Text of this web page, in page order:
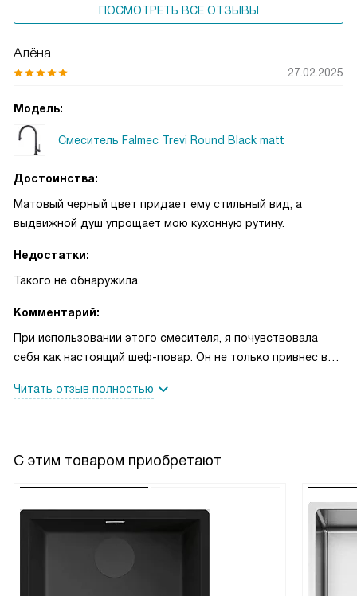
ПОСМОТРЕТЬ ВСЕ ОТЗЫВЫ
Алёна
27.02.2025
Модель:
Смеситель Falmec Trevi Round Black matt
Достоинства:
Матовый черный цвет придает ему стильный вид, а
выдвижной душ упрощает мою кухонную рутину.
Недостатки:
Такого не обнаружила.
Комментарий:
При использовании этого смесителя, я почувствовала
себя как настоящий шеф-повар. Он не только привнес в
функциональной. Я вспоминаю, как раньше мне
благодаря этому устройству, все стало гораздо проще.
Вспоминая, как раньше я боролась, чтобы помыть
большую кастрюлю под низким изливом, я была приятно
Читать отзыв полностью
С этим товаром приобретают